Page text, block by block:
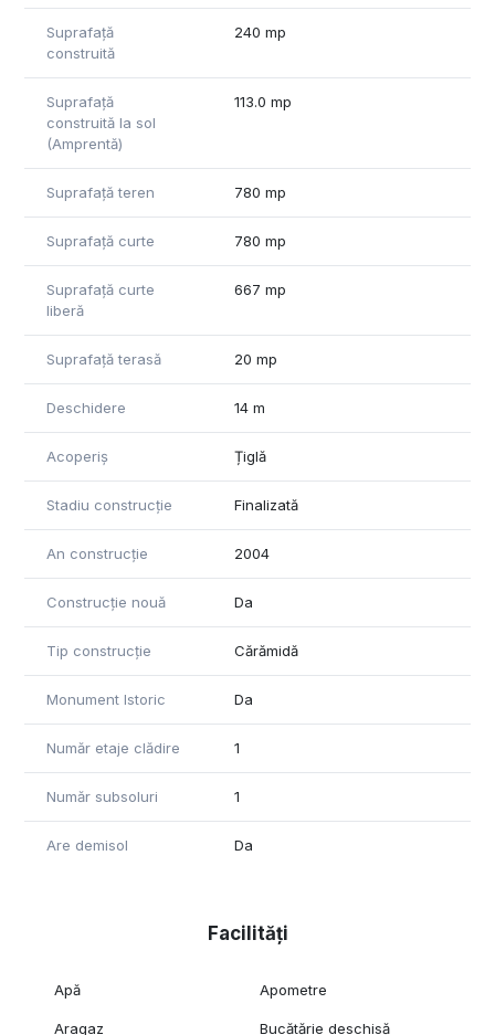
Suprafață
construită
240 mp
Suprafață
construită la sol
(Amprentă)
113.0 mp
Suprafață teren 780 mp
Suprafață curte 780 mp
Suprafață curte
liberă
667 mp
Suprafață terasă 20 mp
Deschidere 14 m
Acoperiș Țiglă
Stadiu construcție Finalizată
An construcție 2004
Construcție nouă Da
Tip construcție Cărămidă
Monument Istoric Da
Număr etaje clădire 1
Număr subsoluri 1
Are demisol Da
Facilități
Apă Apometre
Aragaz Bucătărie deschisă